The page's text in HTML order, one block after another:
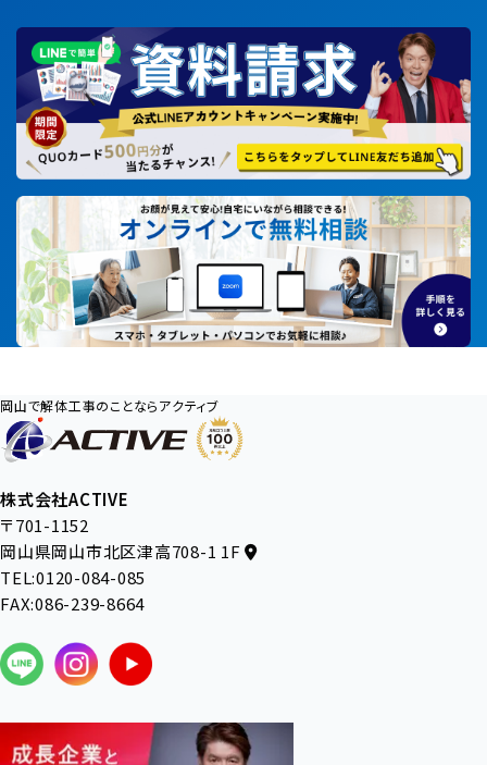
岡山で解体工事のことならアクティブ
株式会社ACTIVE
〒701-1152
岡山県岡山市北区津高708-1 1F
TEL:0120-084-085
FAX:086-239-8664